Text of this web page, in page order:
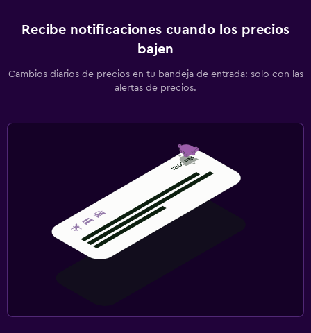
Recibe notificaciones cuando los precios
bajen
Cambios diarios de precios en tu bandeja de entrada: solo con las
alertas de precios.